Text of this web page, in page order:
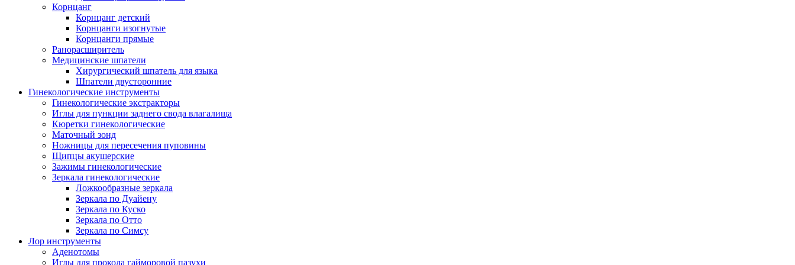
Корнцанг
Корнцанг детский
Корнцанги изогнутые
Корнцанги прямые
Ранорасширитель
Медицинские шпатели
Хирургический шпатель для языка
Шпатели двусторонние
Гинекологические инструменты
Гинекологические экстракторы
Иглы для пункции заднего свода влагалища
Кюретки гинекологические
Маточный зонд
Ножницы для пересечения пуповины
Щипцы акушерские
Зажимы гинекологические
Зеркала гинекологические
Ложкообразные зеркала
Зеркала по Дуайену
Зеркала по Куско
Зеркала по Отто
Зеркала по Симсу
Лор инструменты
Аденотомы
Иглы для прокола гайморовой пазухи